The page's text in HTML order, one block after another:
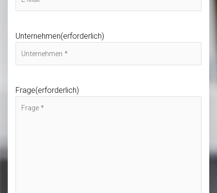
Unternehmen(erforderlich)
Frage(erforderlich)